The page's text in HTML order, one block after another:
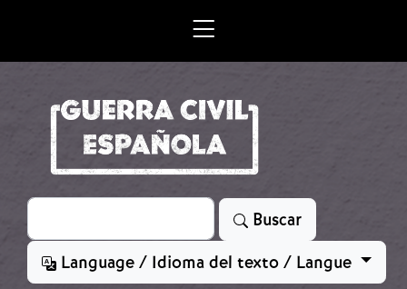
Search
Buscar
Language / Idioma del texto / Langue